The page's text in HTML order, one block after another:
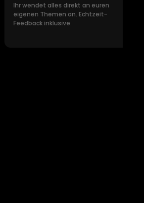
Ihr wendet alles direkt an euren
eigenen Themen an. Echtzeit-
Feedback inklusive.